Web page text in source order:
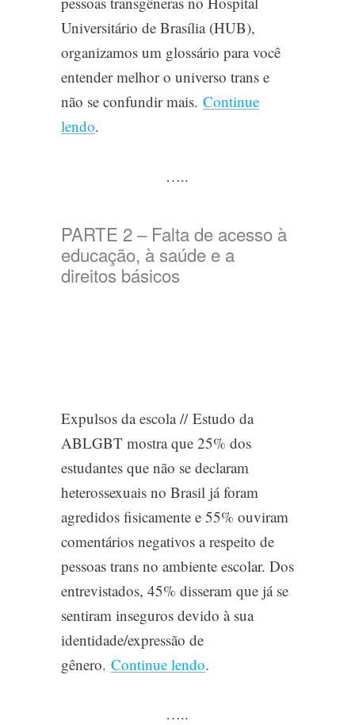
Universitário de Brasília (HUB),
organizamos um glossário para você
entender melhor o universo trans e
não se confundir mais. Continue
lendo.
…..
PARTE 2 – Falta de acesso à
educação, à saúde e a
direitos básicos
Expulsos da escola //Estudo da
ABLGBT mostra que 25% dos
estudantes que não se declaram
heterossexuais no Brasil já foram
agredidos fisicamente e 55% ouviram
comentários negativos a respeito de
pessoas trans no ambiente escolar. Dos
entrevistados, 45% disseram que já se
sentiram inseguros devido à sua
identidade/expressão de
gênero. Continue lendo.
…..